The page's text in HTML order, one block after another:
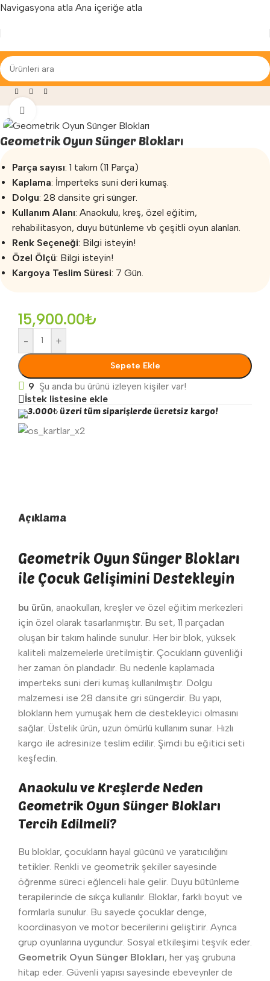
Navigasyona atla Ana içeriğe atla
»Sünger Oyun Grupları
Geometrik Oyun Sünger Blokları
Parça sayısı: 1 takım (11 Parça)
Kaplama: İmperteks suni deri kumaş.
Dolgu: 28 dansite gri sünger.
Kullanım Alanı: Anaokulu, kreş, özel eğitim,
rehabilitasyon, duyu bütünleme vb çeşitli oyun alanları.
Renk Seçeneği: Bilgi isteyin!
Özel Ölçü: Bilgi isteyin!
Kargoya Teslim Süresi: 7 Gün.
15,900.00₺
- +
Sepete Ekle
9 Şu anda bu ürünü izleyen kişiler var!
İstek listesine ekle
3.000₺ üzeri tüm siparişlerde ücretsiz kargo!
Açıklama
Geometrik Oyun Sünger Blokları
ile Çocuk Gelişimini Destekleyin
bu ürün, anaokulları, kreşler ve özel eğitim merkezleri
için özel olarak tasarlanmıştır. Bu set, 11 parçadan
oluşan bir takım halinde sunulur. Her bir blok, yüksek
kaliteli malzemelerle üretilmiştir. Çocukların güvenliği
her zaman ön plandadır. Bu nedenle kaplamada
imperteks suni deri kumaş kullanılmıştır. Dolgu
malzemesi ise 28 dansite gri süngerdir. Bu yapı,
blokların hem yumuşak hem de destekleyici olmasını
sağlar. Üstelik ürün, uzun ömürlü kullanım sunar. Hızlı
kargo ile adresinize teslim edilir. Şimdi bu eğitici seti
keşfedin.
Anaokulu ve Kreşlerde Neden
Geometrik Oyun Sünger Blokları
Tercih Edilmeli?
Bu bloklar, çocukların hayal gücünü ve yaratıcılığını
tetikler. Renkli ve geometrik şekiller sayesinde
öğrenme süreci eğlenceli hale gelir. Duyu bütünleme
terapilerinde de sıkça kullanılır. Bloklar, farklı boyut ve
formlarla sunulur. Bu sayede çocuklar denge,
koordinasyon ve motor becerilerini geliştirir. Ayrıca
grup oyunlarına uygundur. Sosyal etkileşimi teşvik eder.
Geometrik Oyun Sünger Blokları, her yaş grubuna
hitap eder. Güvenli yapısı sayesinde ebeveynler de